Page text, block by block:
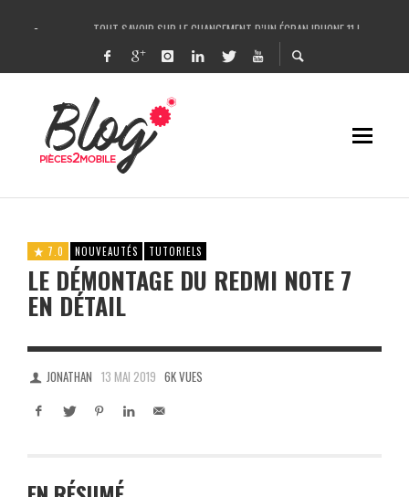
TOUT SAVOIR SUR LE CHANGEMENT D’UN ÉCRAN IPHONE 11 !
COMMENT IDENTIFIER UNE PANNE SUR IPHONE FACILEMENT ET LA RÉPARER ?
UN LASER POUR RÉPARER L’IPHONE X / CHANGER LA VITRE ARRIÈRE DE L’IPHONE
DÉCOUPEUSE DE FILMS DE PROTECTION ANTI-CASSE HYDROGEL – ROCK SPACE
7.0 NOUVEAUTÉS TUTORIELS
LE DÉMONTAGE DU REDMI NOTE 7
EN DÉTAIL
JONATHAN 13 MAI 2019 6K VUES